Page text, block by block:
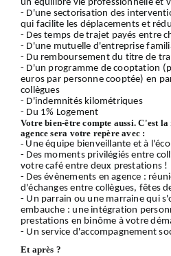
un équilibre vie professionnelle et
- D'une sectorisation des
qui facilite les déplacements et
- Des temps de trajet payés entre
- D'une mutuelle d'entreprise
- Du remboursement du titre de
- D'un programme de cooptation
euros par personne cooptée) en
collègues
- D'indemnités kilométriques
- Du 1% Logement
Votre bien-être compte aussi. C'est
agence sera votre repère avec :
- Une équipe bienveillante et à
- Des moments privilégiés entre
votre café entre deux prestations !
- Des évènements en agence :
d'échanges entre collègues, fêtes
- Un parrain ou une marraine qui
embauche : une intégration
prestations en binôme à votre
- Un service d'accompagnement
Et après ?